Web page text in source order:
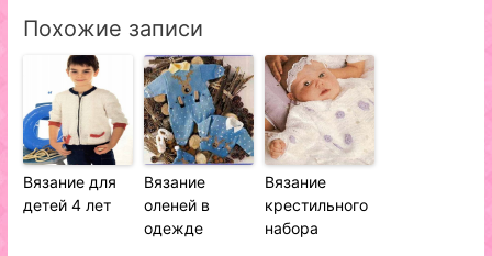
Похожие записи
Вязание для
детей 4 лет
Вязание
оленей в
одежде
Вязание
крестильного
набора